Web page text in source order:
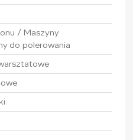
/ Maszyny
do polerowania